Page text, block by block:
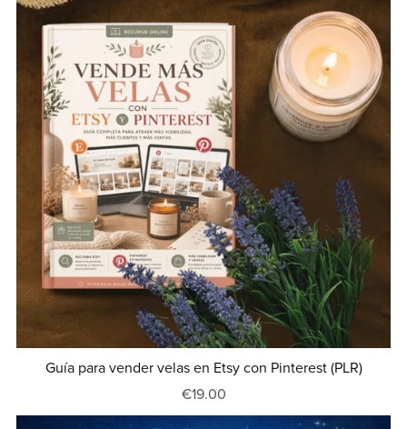
Guía para vender velas en Etsy con Pinterest (PLR)
€19.00